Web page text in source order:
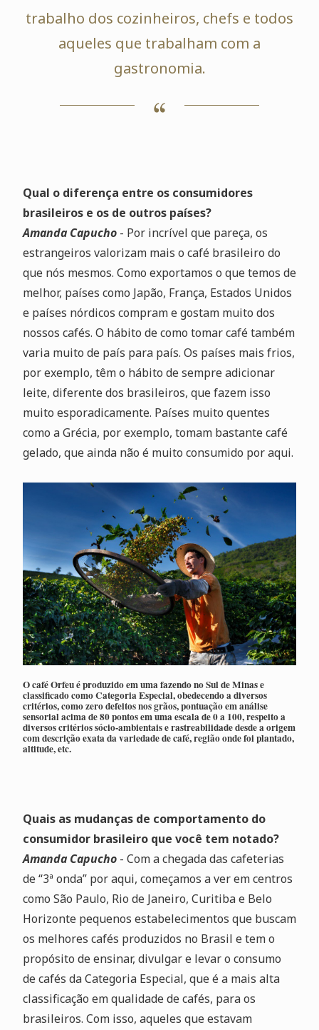
trabalho dos cozinheiros, chefs e todos
aqueles que trabalham com a
gastronomia.
Qual o diferença entre os consumidores
brasileiros e os de outros países?
Amanda Capucho- Por incrível que pareça, os
estrangeiros valorizam mais o café brasileiro do
que nós mesmos. Como exportamos o que temos de
melhor, países como Japão, França, Estados Unidos
e países nórdicos compram e gostam muito dos
nossos cafés. O hábito de como tomar café também
varia muito de país para país. Os países mais frios,
por exemplo, têm o hábito de sempre adicionar
leite, diferente dos brasileiros, que fazem isso
muito esporadicamente. Países muito quentes
como a Grécia, por exemplo, tomam bastante café
gelado, que ainda não é muito consumido por aqui.
O café Orfeu é produzido em uma fazendo no Sul de Minas e
classificado como Categoria Especial, obedecendo a diversos
critérios, como zero defeitos nos grãos, pontuação em análise
sensorial acima de 80 pontos em uma escala de 0 a 100, respeito a
diversos critérios sócio-ambientais e rastreabilidade desde a origem
com descrição exata da variedade de café, região onde foi plantado,
altitude, etc.
Quais as mudanças de comportamento do
consumidor brasileiro que você tem notado?
Amanda Capucho- Com a chegada das cafeterias
de “3ª onda” por aqui, começamos a ver em centros
como São Paulo, Rio de Janeiro, Curitiba e Belo
Horizonte pequenos estabelecimentos que buscam
os melhores cafés produzidos no Brasil e tem o
propósito de ensinar, divulgar e levar o consumo
de cafés da Categoria Especial, que é a mais alta
classificação em qualidade de cafés, para os
brasileiros. Com isso, aqueles que estavam